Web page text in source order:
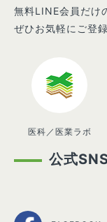
無料LINE会員だけ
ぜひお気軽にご登
医科／医業ラボ
公式